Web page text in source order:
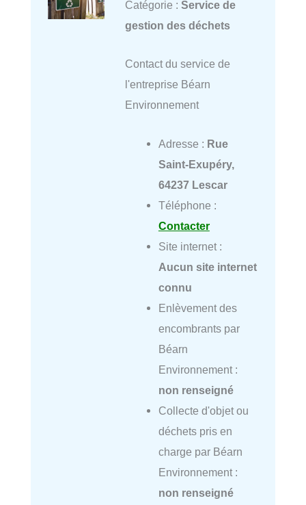
Catégorie : Service de
gestion des déchets
Contact du service de
l'entreprise Béarn
Environnement
Adresse : Rue
Saint-Exupéry,
64237 Lescar
Téléphone :
Contacter
Site internet :
Aucun site internet
connu
Enlèvement des
encombrants par
Béarn
Environnement :
non renseigné
Collecte d'objet ou
déchets pris en
charge par Béarn
Environnement :
non renseigné